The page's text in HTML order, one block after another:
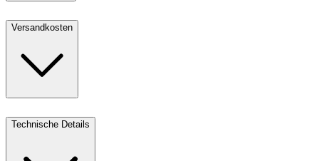
Versandkosten
Technische Details